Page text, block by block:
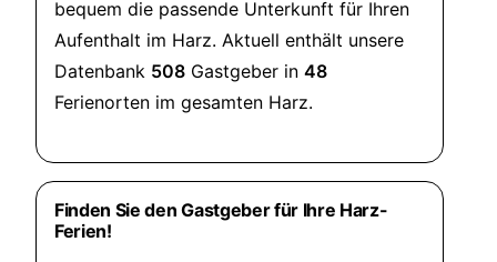
bequem die passende Unterkunft für Ihren
Aufenthalt im Harz. Aktuell enthält unsere
Datenbank 508 Gastgeber in 48
Ferienorten im gesamten Harz.
Finden Sie den Gastgeber für Ihre Harz-
Ferien!